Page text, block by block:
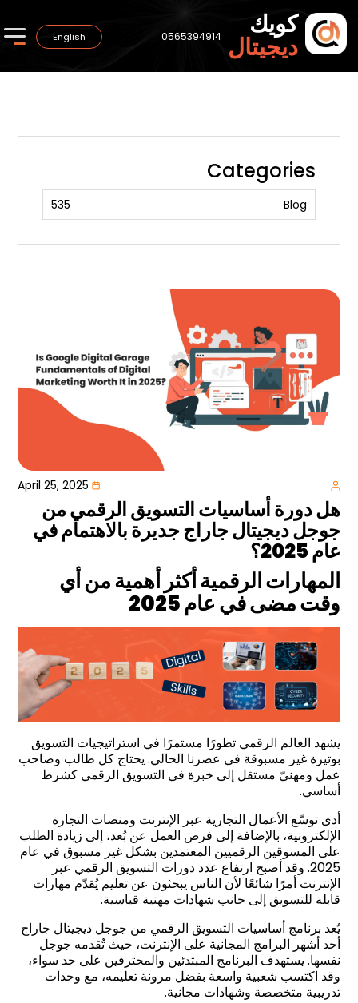
كويك
ديجيتال 0565394914
English
April 25, 2025
هل دورة أساسيات التسويق الرقمي من
جوجل ديجيتال جاراج جديرة بالاهتمام في
عام 2025؟
المهارات الرقمية أكثر أهمية من أي
وقت مضى في عام2025
يشهد العالم الرقمي تطورًا مستمرًا في استراتيجيات التسويق
بوتيرة غير مسبوقة في عصرنا الحالي. يحتاج كل طالب وصاحب
عمل ومهنيّ مستقل إلى خبرة في التسويق الرقمي كشرط
أساسي.
أدى توسّع الأعمال التجارية عبر الإنترنت ومنصات التجارة
الإلكترونية، بالإضافة إلى فرص العمل عن بُعد، إلى زيادة الطلب
على المسوقين الرقميين المعتمدين بشكل غير مسبوق في عام
2025. وقد أصبح ارتفاع عدد دورات التسويق الرقمي عبر
الإنترنت أمرًا شائعًا لأن الناس يبحثون عن تعليم يُقدّم مهارات
قابلة للتسويق إلى جانب شهادات مهنية قياسية.
يُعد برنامج أساسيات التسويق الرقمي من جوجل ديجيتال جاراج
أحد أشهر البرامج المجانية على الإنترنت، حيث تُقدمه جوجل
نفسها. يستهدف البرنامج المبتدئين والمحترفين على حد سواء،
وقد اكتسب شعبية واسعة بفضل مرونة تعليمه، مع وحدات
تدريبية متخصصة وشهادات مجانية.
Categories
Blog
535